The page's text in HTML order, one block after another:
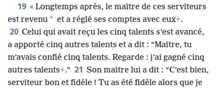
19 « Longtemps après, le maître de ces serviteurs
est revenu * et a réglé ses comptes avec eux+.
20 Celui qui avait reçu les cinq talents s’est avancé,
a apporté cinq autres talents et a dit : “Maître, tu
m’avais confié cinq talents. Regarde : j’ai gagné cinq
autres talents+.” 21 Son maître lui a dit : “C’est bien,
serviteur bon et fidèle ! Tu as été fidèle alors que je